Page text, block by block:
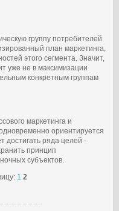
группу потребителей
план маркетинга,
этого сегмента. Значит,
уже не в максимизации
конкретным группам
маркетинга и
ориентируется
достигать ряда целей -
принцип
субъектов.
1 2